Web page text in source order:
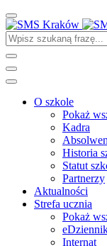
O szkole
Pokaż
Kadra
Historia
Statut
Partnerzy
Aktualności
Strefa ucznia
Pokaż
Internat